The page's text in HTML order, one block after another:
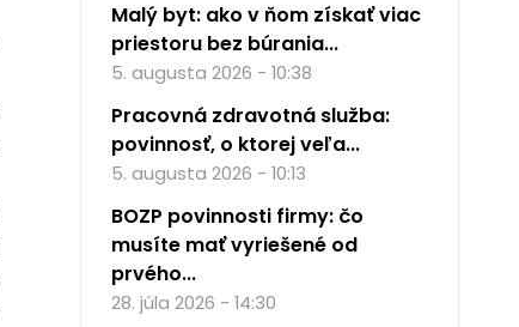
Malý byt: ako v ňom získať viac
priestoru bez búrania...
5. augusta 2026 - 10:38
Pracovná zdravotná služba:
povinnosť, o ktorej veľa...
5. augusta 2026 - 10:13
BOZP povinnosti firmy: čo
musíte mať vyriešené od
prvého...
28. júla 2026 - 14:30